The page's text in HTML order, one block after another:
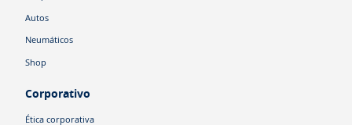
Autos
Neumáticos
Shop
Corporativo
Ética corporativa